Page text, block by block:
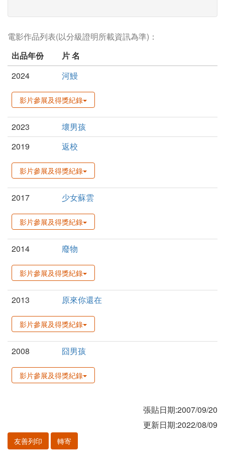
電影作品列表(以分級證明所載資訊為準)：
出品年份
片 名
2024
河鰻
影片參展及得獎紀錄
2023
壞男孩
2019
返校
影片參展及得獎紀錄
2017 少女蘇雲
影片參展及得獎紀錄
2014 廢物
影片參展及得獎紀錄
2013 原來你還在
影片參展及得獎紀錄
2008 囧男孩
影片參展及得獎紀錄
張貼日期:2007/09/20
更新日期:2022/08/09
友善列印 轉寄